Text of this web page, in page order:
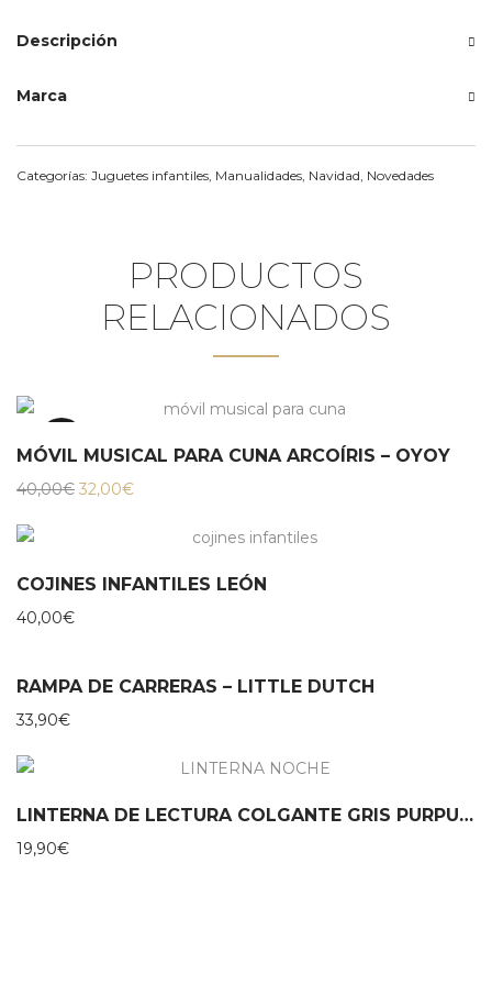
Descripción
Marca
Categorías: Juguetes infantiles Manualidades Navidad Novedades
PRODUCTOS
RELACIONADOS
MÓVIL MUSICAL PARA CUNA ARCOÍRIS – OYOY
40,00€ El
40,00€.
32,00€El
32,00€.
COJINES INFANTILES LEÓN
40,00€
RAMPA DE CARRERAS – LITTLE DUTCH
33,90€
LINTERNA DE LECTURA COLGANTE GRIS PURPURINA MOSES
19,90€